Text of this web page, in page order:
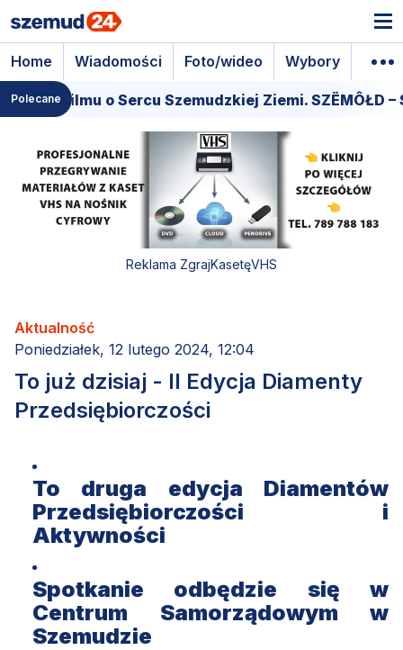
Home Wiadomości Foto/wideo Wybory
Polecanefilmu o Sercu Szemudzkiej Ziemi. SZËMÔŁD –
Reklama ZgrajKasetęVHS
Aktualność
Poniedziałek, 12 lutego 2024, 12:04
To już dzisiaj - II Edycja Diamenty
Przedsiębiorczości
To druga edycja Diamentów
Przedsiębiorczości i
Aktywności
Spotkanie odbędzie się w
Centrum Samorządowym w
Szemudzie